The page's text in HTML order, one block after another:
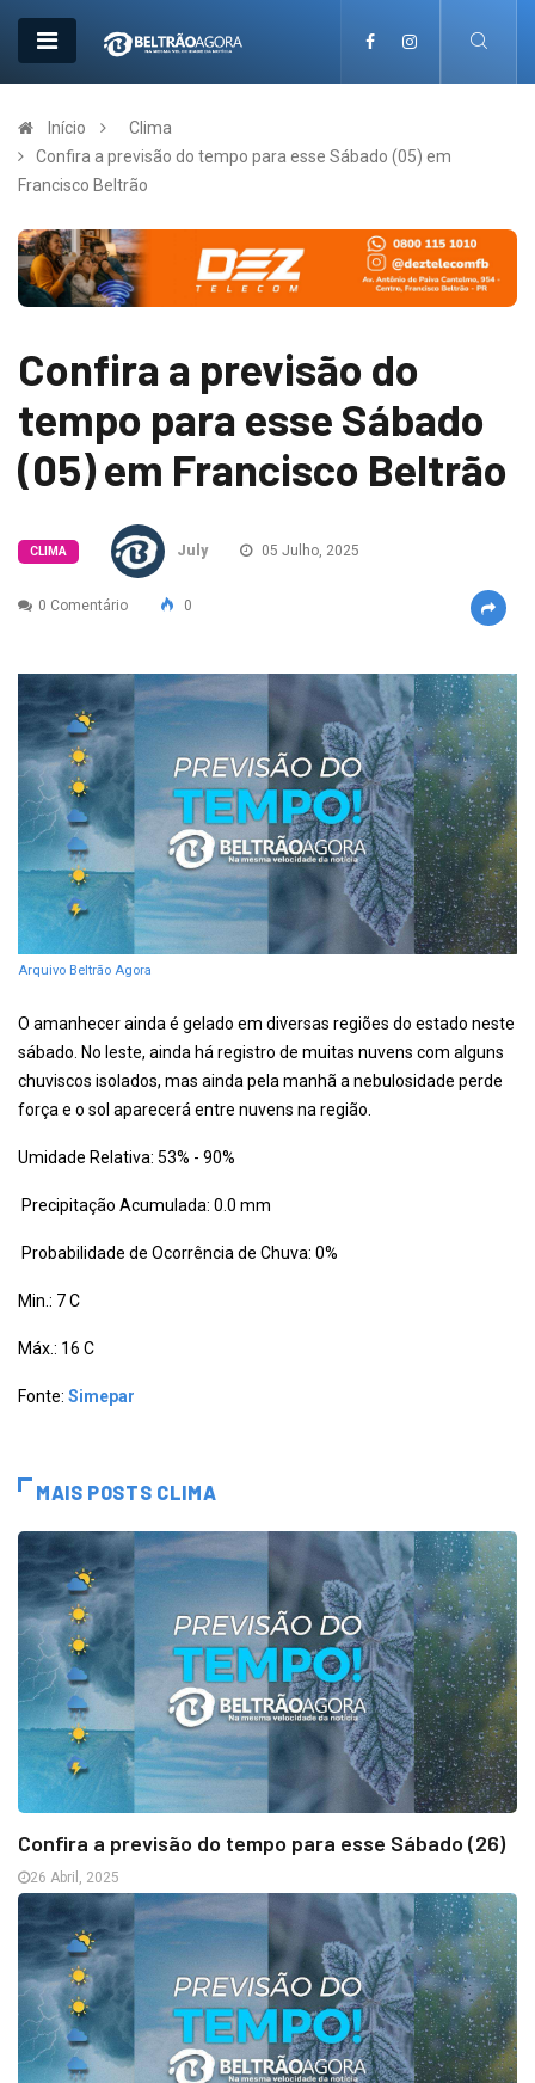
Início
Clima
Confira a previsão do tempo para esse Sábado (05) em
Francisco Beltrão
Confira a previsão do
tempo para esse Sábado
(05) em Francisco Beltrão
CLIMA July 05 Julho, 2025
0 Comentário 0
Arquivo Beltrão Agora
O amanhecer ainda é gelado em diversas regiões do estado neste
sábado. No leste, ainda há registro de muitas nuvens com alguns
chuviscos isolados, mas ainda pela manhã a nebulosidade perde
força e o sol aparecerá entre nuvens na região.
Umidade Relativa: 53% - 90%
Precipitação Acumulada: 0.0 mm
Probabilidade de Ocorrência de Chuva: 0%
Min.: 7 C
Máx.: 16 C
Fonte: Simepar
MAIS POSTS CLIMA
Confira a previsão do tempo para esse Sábado (26)
26 Abril, 2025